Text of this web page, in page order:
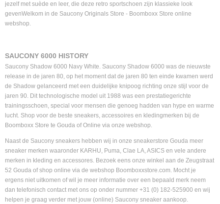
jezelf met suède en leer, die deze retro sportschoen zijn klassieke look
gevenWelkom in de Saucony Originals Store - Boomboxx Store online
webshop.
SAUCONY 6000 HISTORY
Saucony Shadow 6000 Navy White. Saucony Shadow 6000 was de nieuwste
release in de jaren 80, op het moment dat de jaren 80 ten einde kwamen werd
de Shadow gelanceerd met een duidelijke knipoog richting onze stijl voor de
jaren 90. Dit technologische model uit 1988 was een prestatiegerichte
trainingsschoen, special voor mensen die genoeg hadden van hype en warme
lucht. Shop voor de beste sneakers, accessoires en kledingmerken bij de
Boomboxx Store te Gouda of Online via onze webshop.
Naast de Saucony sneakers hebben wij in onze sneakerstore Gouda meer
sneaker merken waaronder KARHU, Puma, Clae LA, ASICS en vele andere
merken in kleding en accessores. Bezoek eens onze winkel aan de Zeugstraat
52 Gouda of shop online via de webshop Boomboxxstore.com. Mocht je
ergens niet uitkomen of wil je meer informatie over een bepaald merk neem
dan telefonisch contact met ons op onder nummer +31 (0) 182-525900 en wij
helpen je graag verder met jouw (online) Saucony sneaker aankoop.